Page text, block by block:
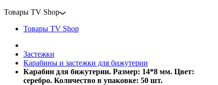
Товары TV Shop
Товары TV Shop
Застежки
Карабины и застежки для бижутерии
Карабин для бижутерии. Размер: 14*8 мм. Цвет:
серебро. Количество в упаковке: 50 шт.